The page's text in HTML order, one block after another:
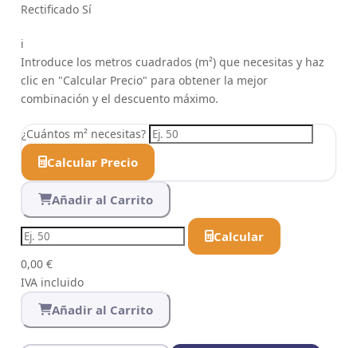
Rectificado Sí
i
Introduce los metros cuadrados (m²) que necesitas y haz
clic en "Calcular Precio" para obtener la mejor
combinación y el descuento máximo.
¿Cuántos m² necesitas?
Calcular Precio
Añadir al Carrito
Calcular
0,00 €
IVA incluido
Añadir al Carrito